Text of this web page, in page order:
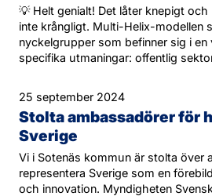
💡 Helt genialt! Det låter knepigt
inte krångligt. Multi-Helix-modellen
nyckelgrupper som befinner sig i en
specifika utmaningar: offentlig
25 september 2024
Stolta ambassadörer för
Sverige
Vi i Sotenäs kommun är stolta över
representera Sverige som en
och innovation. Myndigheten